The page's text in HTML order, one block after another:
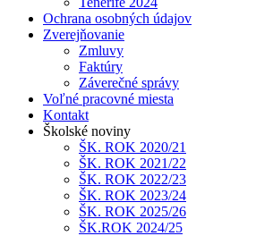
Ochrana osobných údajov
Zverejňovanie
Zmluvy
Faktúry
Záverečné správy
Voľné pracovné miesta
Kontakt
Školské noviny
ŠK. ROK 2020/21
ŠK. ROK 2021/22
ŠK. ROK 2022/23
ŠK. ROK 2023/24
ŠK. ROK 2025/26
ŠK.ROK 2024/25